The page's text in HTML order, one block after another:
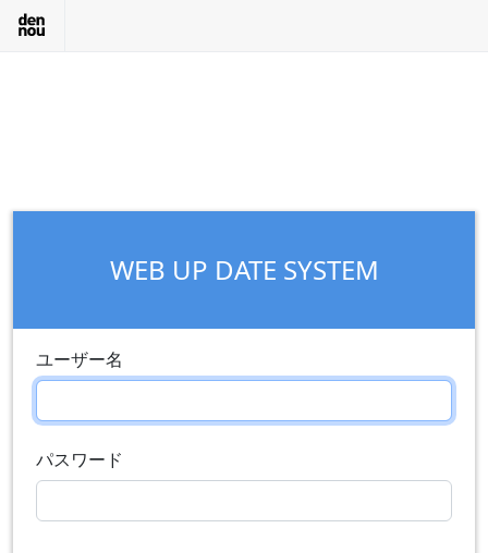
WEB UP DATE SYSTEM
ユーザー名
パスワード